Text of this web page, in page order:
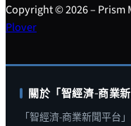
Copyright © 2026 – Prism
Plover
關於「智經濟-商業新
「智經濟-商業新聞平台